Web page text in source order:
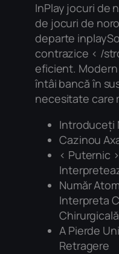
InPlay jocuri de
de jocuri de
departe
contrazice < /
eficient. Modern
întâi bancă în
necesitate care
Introduceți
Cazinou
< Puternic
Număr
Interpreta
A Pierde
Retragere